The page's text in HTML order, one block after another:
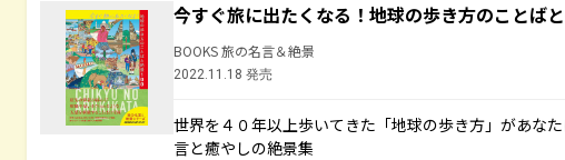
今すぐ旅に出たくなる！地球の歩き方のことば
BOOKS 旅の名言＆絶景
2022.11.18 発売
世界を４０年以上歩いてきた「地球の歩き方」があな
言と癒やしの絶景集